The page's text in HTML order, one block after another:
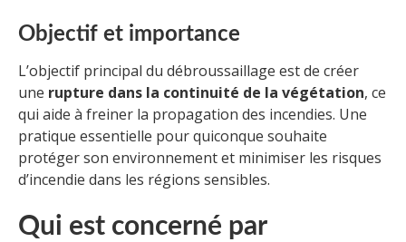
Objectif et importance
L’objectif principal du débroussaillage est de créer
une rupture dans la continuité de la végétation, ce
qui aide à freiner la propagation des incendies. Une
pratique essentielle pour quiconque souhaite
protéger son environnement et minimiser les risques
d’incendie dans les régions sensibles.
Qui est concerné par